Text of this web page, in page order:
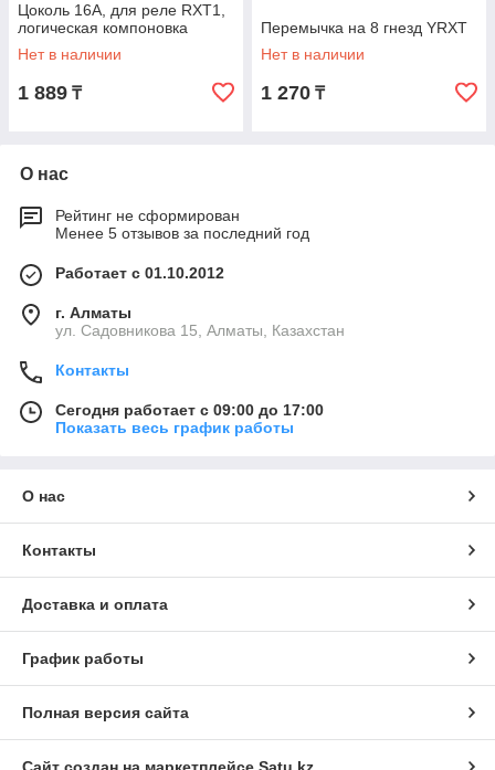
Цоколь 16А, для реле RXT1,
логическая компоновка
Нет в наличии
1 889 ₸
Перемычка на 8 гнезд YRXT
Нет в наличии
1 270 ₸
О нас
Рейтинг не сформирован
Менее 5 отзывов за последний год
Работает с 01.10.2012
г. Алматы
ул. Садовникова 15, Алматы, Казахстан
Контакты
Сегодня работает с 09:00 до 17:00
Показать весь график работы
О нас
Контакты
Доставка и оплата
График работы
Полная версия сайта